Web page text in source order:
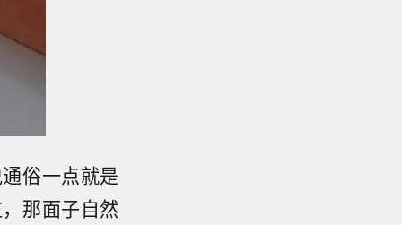
俗一点就是
那面子自然